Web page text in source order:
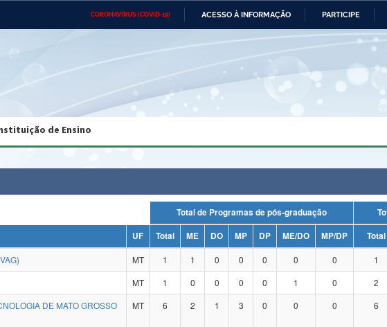
CORONAVÍRUS (COVID-19) ACESSO À INFORMAÇÃO PARTICIPE
Ministério das Relações Ministério da Economia
Ministério do Desenvolvimento
Regional e dos Direitos Humanos
Advocacia-Geral da União Banco Central do Brasil Planalto
de Ensino
Total de Programas de pós-graduação
UF Total ME DO MP DP ME/DO MP/DP Total
MT 1 1 0 0 0 0 0 1
MT 1 0 0 0 0 1 0 2
DE MATO GROSSO
MT 6 2 1 3 0 0 0 6